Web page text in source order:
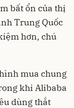
bất ổn của thị
Trung Quốc
hơn, chú
mua chung
khi Alibaba
dùng thắt